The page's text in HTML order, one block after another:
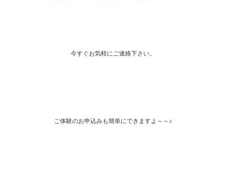
今すぐお気軽にご連絡下さい。
ご体験のお申込みも簡単にできますよ～～♪